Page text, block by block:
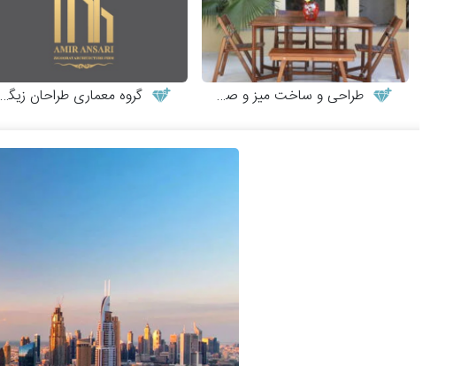
طراحی و ساخت میز و صندلی چوبی گروه معماری طراحان زیگورات